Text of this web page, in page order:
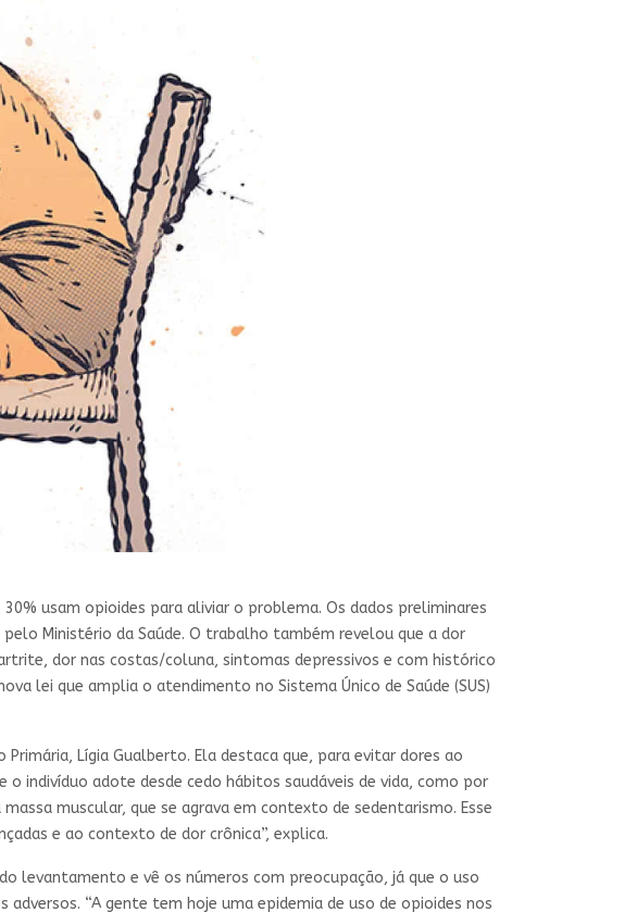
usam opioides para aliviar o problema. Os dados preliminares
Ministério da Saúde. O trabalho também revelou que a dor
dor nas costas/coluna, sintomas depressivos e com histórico
lei que amplia o atendimento no Sistema Único de Saúde (SUS)
Lígia Gualberto. Ela destaca que, para evitar dores ao
indivíduo adote desde cedo hábitos saudáveis de vida, como por
muscular, que se agrava em contexto de sedentarismo. Esse
e ao contexto de dor crônica”, explica.
levantamento e vê os números com preocupação, já que o uso
“A gente tem hoje uma epidemia de uso de opioides nos